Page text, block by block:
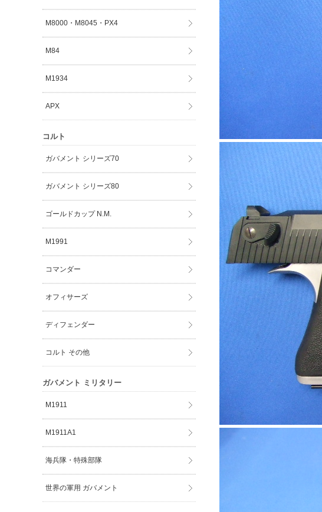
M8000・M8045・PX4
M84
M1934
APX
コルト
ガバメント シリーズ70
ガバメント シリーズ80
ゴールドカップ N.M.
M1991
コマンダー
オフィサーズ
ディフェンダー
コルト その他
ガバメント ミリタリー
M1911
M1911A1
海兵隊・特殊部隊
世界の軍用 ガバメント